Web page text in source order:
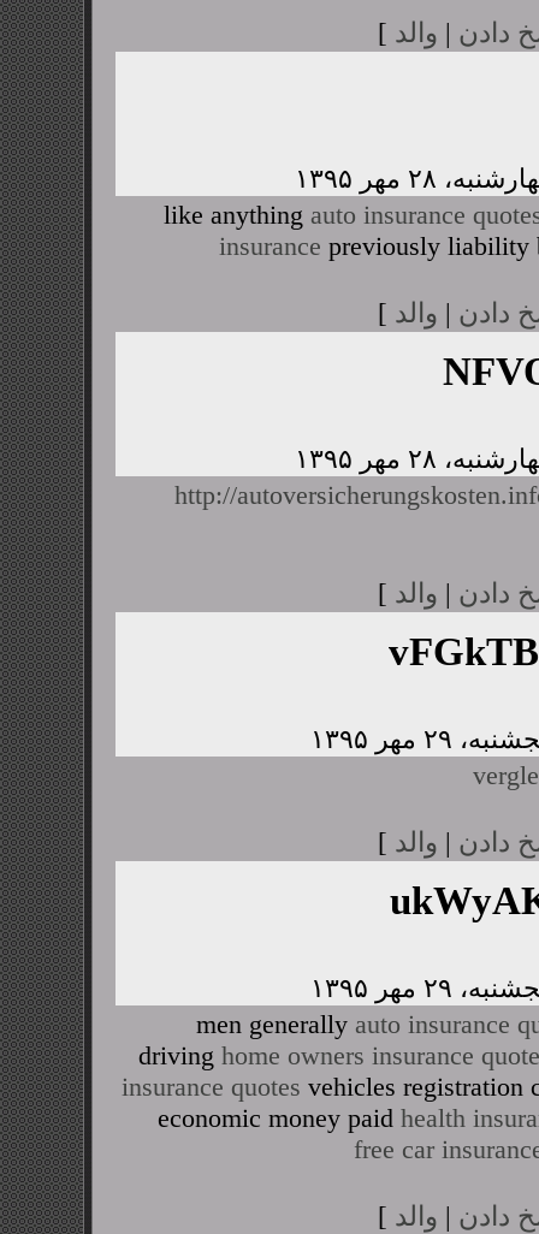
دادن | والد ]
like anything auto insurance
insurance previously liability
دادن | والد ]
http://
دادن | والد ]
دادن | والد ]
men generally auto insurance
driving home owners insurance quote
insurance quotes vehicles registration
economic money paid health
free car
دادن | والد ]